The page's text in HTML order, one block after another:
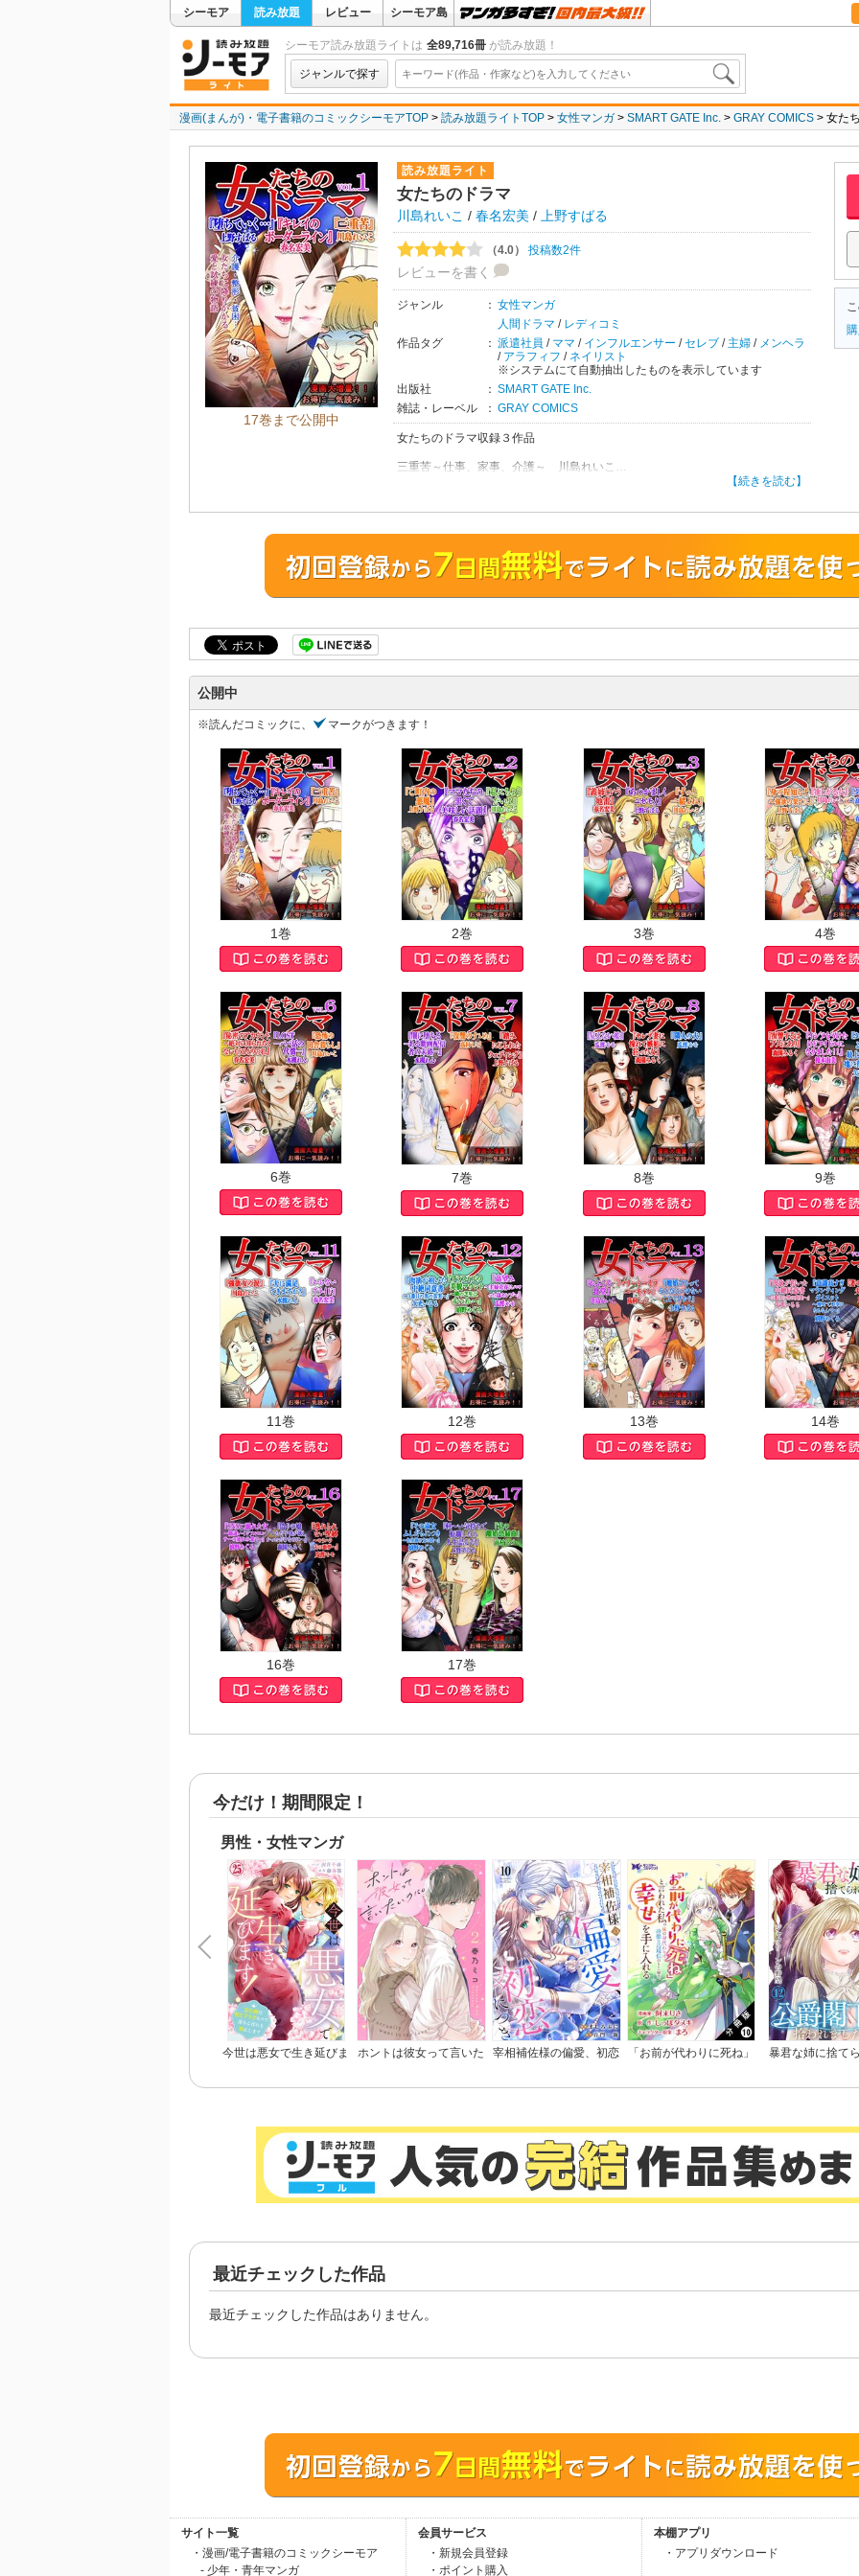
シーモア 読み放題 レビュー シーモア島
シーモア読み放題ライトは 全89,716冊 が読み放題！
ジャンルで探す
漫画(まんが)・電子書籍のコミックシーモアTOP 読み放題ライトTOP 女性マンガ SMART GATE Inc. GRAY COMICS 女た
17巻まで公開中
読み放題ライト
女たちのドラマ
川島れいこ / 春名宏美 / 上野すばる
（4.0） 投稿数2件
レビューを書く
ジャンル ： 女性マンガ
人間ドラマ / レディコミ
作品タグ
： 派遣社員 / ママ / インフルエンサー /セレブ / 主婦 / メンヘラ
/ アラフィフ / ネイリスト
※システムにて自動抽出したものを表示しています
出版社
： SMART GATE Inc.
雑誌・レーベル
： GRAY COMICS
女たちのドラマ収録３作品
三重苦～仕事、家事、介護～ 川島れいこ
主人公は兼業主婦として慌ただしい日々を過ごしていましたが、同居していた
が姑の面倒を見るのは当然」だと非協力的。案の定、介護でも仕事でもトラブ
キレイのボーダーライン 春名宏美
主人公は、「人は相手を見た目で判断する」という考えの持ち主。社内恋愛中
の彼のために毎日完璧なメイクをしていましたが、ライバルにアイプチを取ら
めになって収入ゼロに。家賃が払えずアパートを追い出された主人公は、貧苦
という名の蟻地獄に堕ちていったのでした。
【続きを読む】
公開中
※読んだコミックに、 マークがつきます！
1巻 2巻 3巻 4巻
6巻 7巻 8巻 9巻
11巻 12巻 13巻 14巻
16巻 17巻
今だけ！期間限定！
男性・女性マンガ
今世は悪女で生き延びま
ホントは彼女って言いた
宰相補佐様の偏愛、初恋
「お前が代わりに死ね」
版
暴君な姉に捨て
最近チェックした作品
最近チェックした作品はありません。
サイト一覧
・漫画/電子書籍のコミックシーモア
- 少年・青年マンガ
会員サービス
・新規会員登録
・ポイント購入
本棚アプリ
・アプリダウンロード